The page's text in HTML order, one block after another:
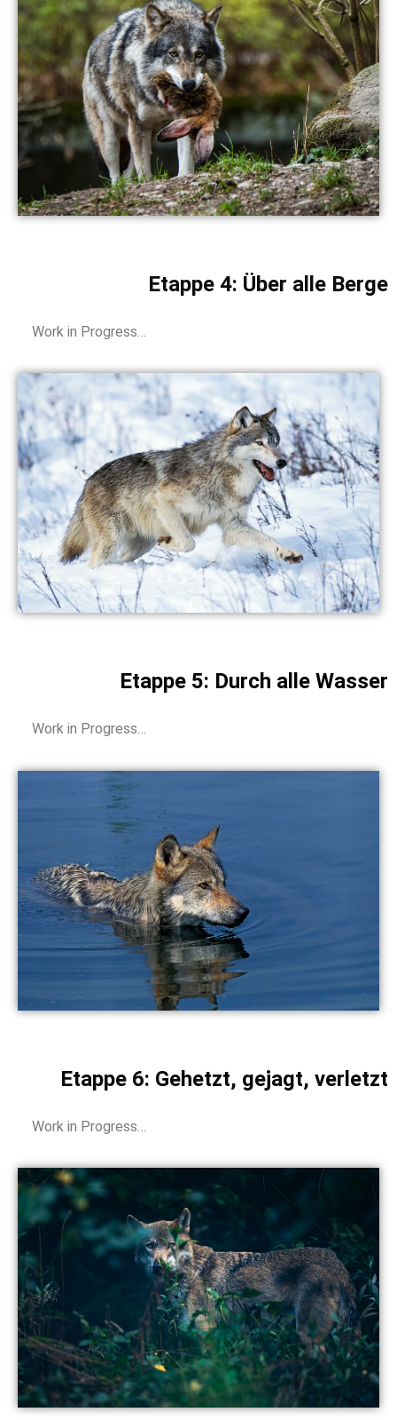
Etappe 4: Über alle Berge
Work in Progress…
Etappe 5: Durch alle Wasser
Work in Progress…
Etappe 6: Gehetzt, gejagt, verletzt
Work in Progress…